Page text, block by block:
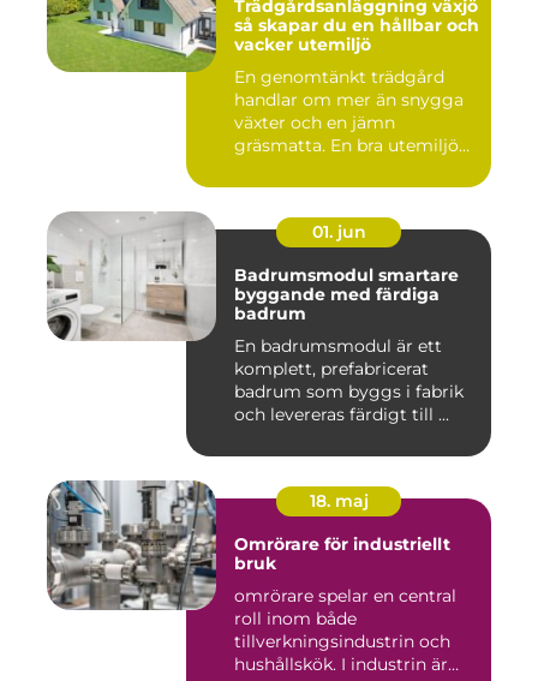
Trädgårdsanläggning växjö
så skapar du en hållbar och
vacker utemiljö
En genomtänkt trädgård
handlar om mer än snygga
växter och en jämn
gräsmatta. En bra utemiljö
01. jun
Badrumsmodul smartare
byggande med färdiga
badrum
En badrumsmodul är ett
komplett, prefabricerat
badrum som byggs i fabrik
och levereras färdigt till ...
18. maj
Omrörare för industriellt
bruk
omrörare spelar en central
roll inom både
tillverkningsindustrin och
hushållskök. I industrin är